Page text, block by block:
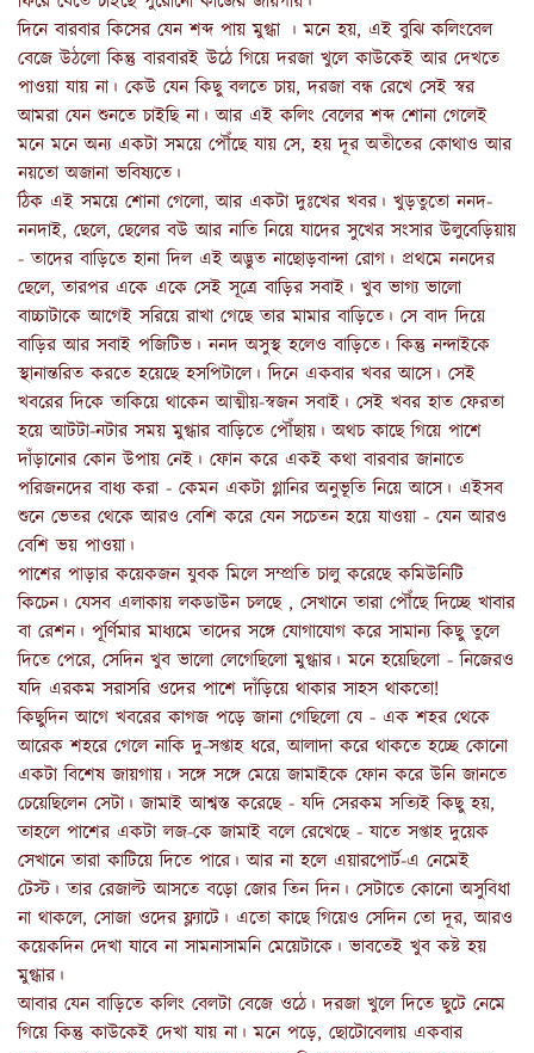
দিনে বারবার কিসের যেন শব্দ পায় মুগ্ধা । মনে হয়, এই বুঝি কলিংবেল
বেজে উঠলো কিন্তু বারবারই উঠে গিয়ে দরজা খুলে কাউকেই আর দেখতে
পাওয়া যায় না। কেউ যেন কিছু বলতে চায়, দরজা বন্ধ রেখে সেই স্বর
আমরা যেন শুনতে চাইছি না। আর এই কলিং বেলের শব্দ শোনা গেলেই
মনে মনে অন্য একটা সময়ে পৌঁছে যায় সে, হয় দূর অতীতের কোথাও আর
নয়তো অজানা ভবিষ্যতে।
ঠিক এই সময়ে শোনা গেলো, আর একটা দুঃখের খবর। খুড়তুতো ননদ-
ননদাই, ছেলে, ছেলের বউ আর নাতি নিয়ে যাদের সুখের সংসার উলুবেড়িয়ায়
- তাদের বাড়িতে হানা দিল এই অদ্ভুত নাছোড়বান্দা রোগ। প্রথমে ননদের
ছেলে, তারপর একে একে সেই সূত্রে বাড়ির সবাই। খুব ভাগ্য ভালো
বাচ্চাটাকে আগেই সরিয়ে রাখা গেছে তার মামার বাড়িতে। সে বাদ দিয়ে
বাড়ির আর সবাই পজিটিভ। ননদ অসুস্থ হলেও বাড়িতে। কিন্তু নন্দাইকে
স্থানান্তরিত করতে হয়েছে হসপিটালে। দিনে একবার খবর আসে। সেই
খবরের দিকে তাকিয়ে থাকেন আত্মীয়-স্বজন সবাই। সেই খবর হাত ফেরতা
হয়ে আটটা-নটার সময় মুগ্ধার বাড়িতে পৌঁছায়। অথচ কাছে গিয়ে পাশে
দাঁড়ানোর কোন উপায় নেই। ফোন করে একই কথা বারবার জানাতে
পরিজনদের বাধ্য করা - কেমন একটা গ্লানির অনুভূতি নিয়ে আসে। এইসব
শুনে ভেতর থেকে আরও বেশি করে যেন সচেতন হয়ে যাওয়া - যেন আরও
বেশি ভয় পাওয়া।
পাশের পাড়ার কয়েকজন যুবক মিলে সম্প্রতি চালু করেছে কমিউনিটি
কিচেন। যেসব এলাকায় লকডাউন চলছে , সেখানে তারা পৌঁছে দিচ্ছে খাবার
বা রেশন। পূর্ণিমার মাধ্যমে তাদের সঙ্গে যোগাযোগ করে সামান্য কিছু তুলে
দিতে পেরে, সেদিন খুব ভালো লেগেছিলো মুগ্ধার। মনে হয়েছিলো - নিজেরও
যদি এরকম সরাসরি ওদের পাশে দাঁড়িয়ে থাকার সাহস থাকতো!
কিছুদিন আগে খবরের কাগজ পড়ে জানা গেছিলো যে - এক শহর থেকে
আরেক শহরে গেলে নাকি দু-সপ্তাহ ধরে, আলাদা করে থাকতে হচ্ছে কোনো
একটা বিশেষ জায়গায়। সঙ্গে সঙ্গে মেয়ে জামাইকে ফোন করে উনি জানতে
চেয়েছিলেন সেটা। জামাই আশ্বস্ত করেছে - যদি সেরকম সত্যিই কিছু হয়,
তাহলে পাশের একটা লজ-কে জামাই বলে রেখেছে - যাতে সপ্তাহ দুয়েক
সেখানে তারা কাটিয়ে দিতে পারে। আর না হলে এয়ারপোর্ট-এ নেমেই
টেস্ট। তার রেজাল্ট আসতে বড়ো জোর তিন দিন। সেটাতে কোনো অসুবিধা
না থাকলে, সোজা ওদের ফ্ল্যাটে। এতো কাছে গিয়েও সেদিন তো দূর, আরও
কয়েকদিন দেখা যাবে না সামনাসামনি মেয়েটাকে। ভাবতেই খুব কষ্ট হয়
মুগ্ধার।
আবার যেন বাড়িতে কলিং বেলটা বেজে ওঠে। দরজা খুলে দিতে ছুটে নেমে
গিয়ে কিন্তু কাউকেই দেখা যায় না। মনে পড়ে, ছোটোবেলায় একবার